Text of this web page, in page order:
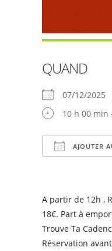
QUAND
07/12/2025
10 h 00 min
AJOUTER
A partir de 12h ,
18€. Part à
Trouve Ta
Réservation